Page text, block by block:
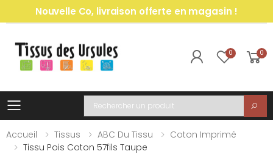
Nouvelle Co, livraison offerte en magasin !
0 0
Toggle mobile menu
Recherche
Accueil
Tissus ABC Du Tissu
Coton Imprimé
Tissu Pois Coton 57fils Taupe